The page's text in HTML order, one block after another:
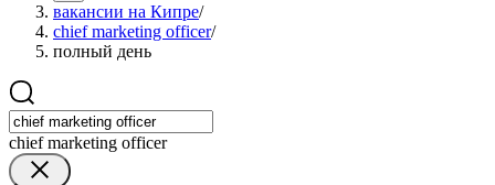
вакансии на Кипре/
chief marketing officer/
полный день
chief marketing officer